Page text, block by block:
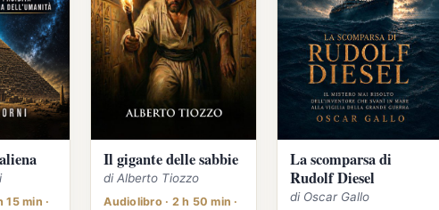
15 min ·
Il gigante delle sabbie
di Alberto Tiozzo
Audiolibro · 2 h 50 min ·
La scomparsa di
Rudolf Diesel
di Oscar Gallo